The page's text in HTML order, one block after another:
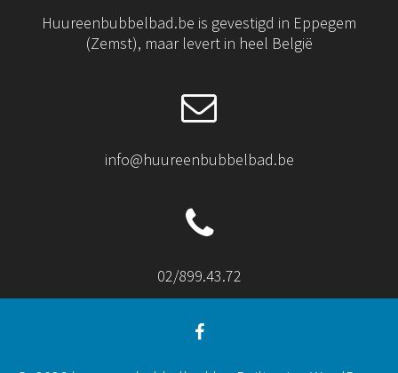
Huureenbubbelbad.be is gevestigd in Eppegem
(Zemst), maar levert in heel België
info@huureenbubbelbad.be
02/899.43.72